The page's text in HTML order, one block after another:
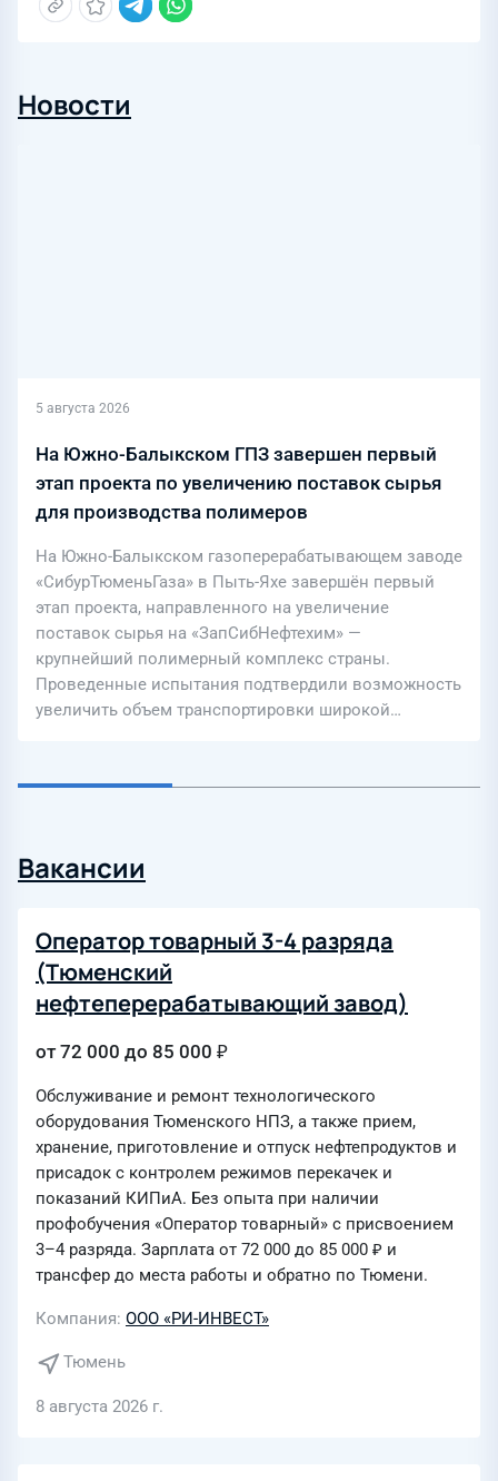
Новости
5 августа 2026
На Южно-Балыкском ГПЗ завершен первый
этап проекта по увеличению поставок сырья
для производства полимеров
На Южно-Балыкском газоперерабатывающем заводе
«СибурТюменьГаза» в Пыть-Яхе завершён первый
этап проекта, направленного на увеличение
поставок сырья на «ЗапСибНефтехим» —
крупнейший полимерный комплекс страны.
Проведенные испытания подтвердили возможность
увеличить объем транспортировки широкой…
Вакансии
Оператор товарный 3-4 разряда
(Тюменский
нефтеперерабатывающий завод)
от 72 000 до 85 000 ₽
Обслуживание и ремонт технологического
оборудования Тюменского НПЗ, а также прием,
хранение, приготовление и отпуск нефтепродуктов и
присадок с контролем режимов перекачек и
показаний КИПиА. Без опыта при наличии
профобучения «Оператор товарный» с присвоением
3–4 разряда. Зарплата от 72 000 до 85 000 ₽ и
трансфер до места работы и обратно по Тюмени.
Компания ООО «РИ-ИНВЕСТ»
Тюмень
8 августа 2026 г.